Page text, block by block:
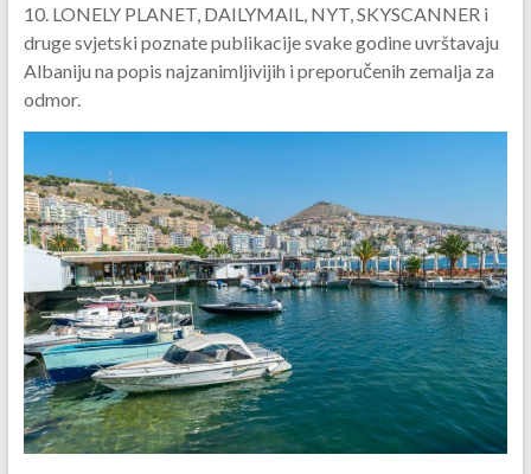
10. LONELY PLANET, DAILYMAIL, NYT, SKYSCANNER i
druge svjetski poznate publikacije svake godine uvrštavaju
Albaniju na popis najzanimljivijih i preporučenih zemalja za
odmor.